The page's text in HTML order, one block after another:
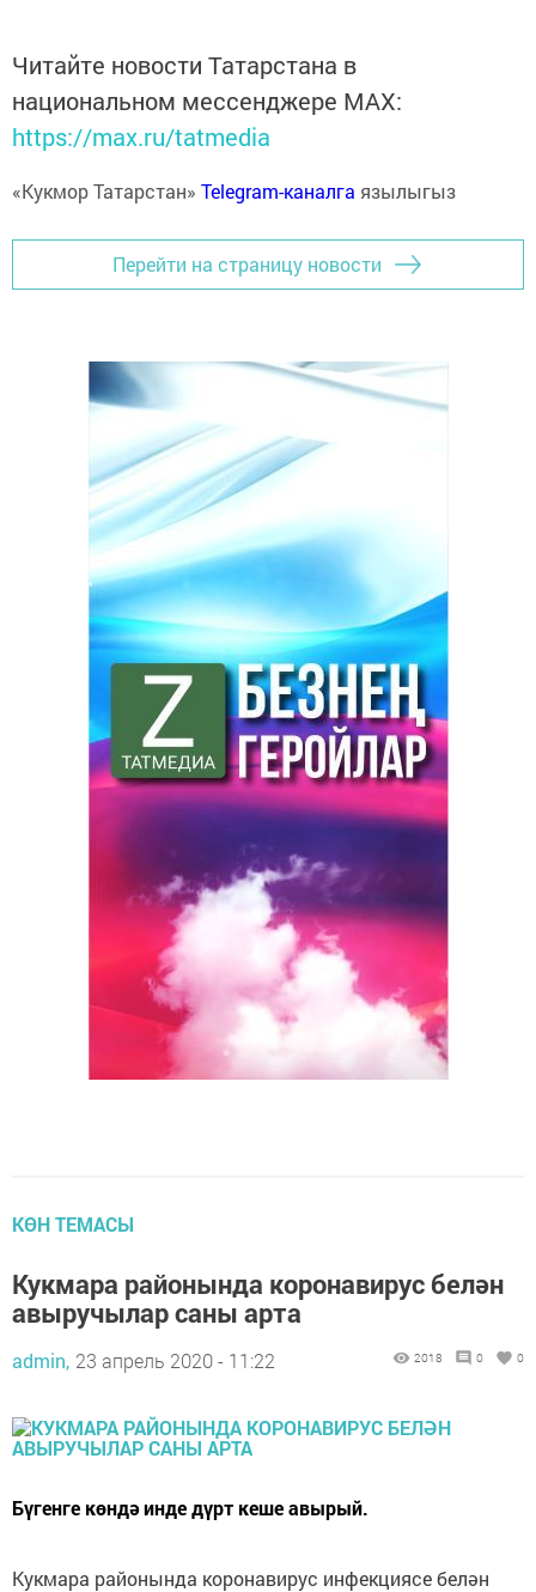
Читайте новости Татарстана в
национальном мессенджере MАХ:
https://max.ru/tatmedia
«Кукмор Татарстан» Telegram-каналга язылыгыз
Перейти на страницу новости
КӨН ТЕМАСЫ
Кукмара районында коронавирус белән
авыручылар саны арта
admin, 23 апрель 2020 - 11:22 2018 0 0
Бүгенге көндә инде дүрт кеше авырый.
Кукмара районында коронавирус инфекциясе белән